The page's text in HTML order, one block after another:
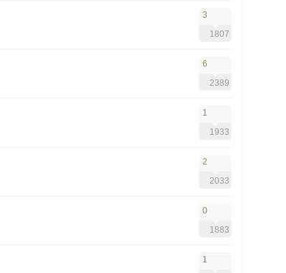
3
1807
6
2389
1
1933
2
2033
0
1883
1